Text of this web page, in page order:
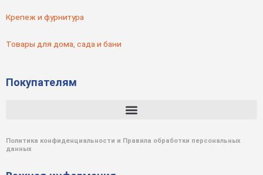
Крепеж и фурнитура
Товары для дома, сада и бани
Покупателям
Политика конфиденциальности и Правила обработки персональных
данных